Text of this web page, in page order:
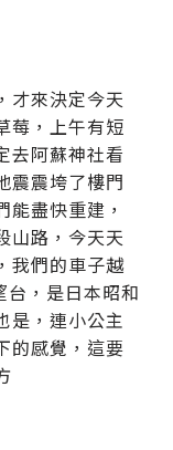
才來決定今天
莓，上午有短
去阿蘇神社看
震震垮了樓門
盡快重建，
山路，今天天
我們的車子越
，是日本昭和
是，連小公主
的感覺，這要